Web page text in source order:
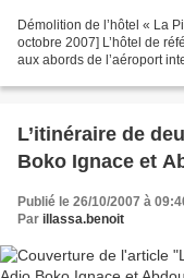
Démolition de l’hôtel « La
octobre 2007] L’hôtel de
aux abords de l’aéroport
L’itinéraire de
Boko Ignace et
Publié le 26/10/2007 à
Par illassa.benoit